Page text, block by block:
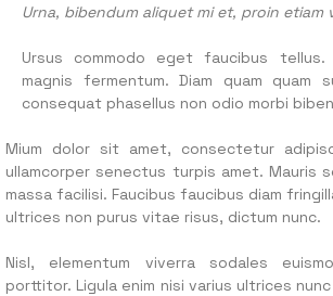
Urna, bibendum aliquet mi et, proin etiam
Ursus commodo eget faucibus
magnis fermentum. Diam quam quam
consequat phasellus non odio morbi
Mium dolor sit amet, consectetur
ullamcorper senectus turpis amet. Mauris
massa facilisi. Faucibus faucibus diam
ultrices non purus vitae risus, dictum nunc.
Nisl, elementum viverra sodales
porttitor. Ligula enim nisi varius ultrices